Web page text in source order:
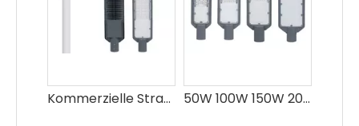
Straßengartenbeleuchtung im Freien IP66 Wasserdichte 100-W-LED-Straßenlaterne Energiesparende wasserdichte LED-Straßenbeleuchtung aus Aluminium IP65 SMD im Freien